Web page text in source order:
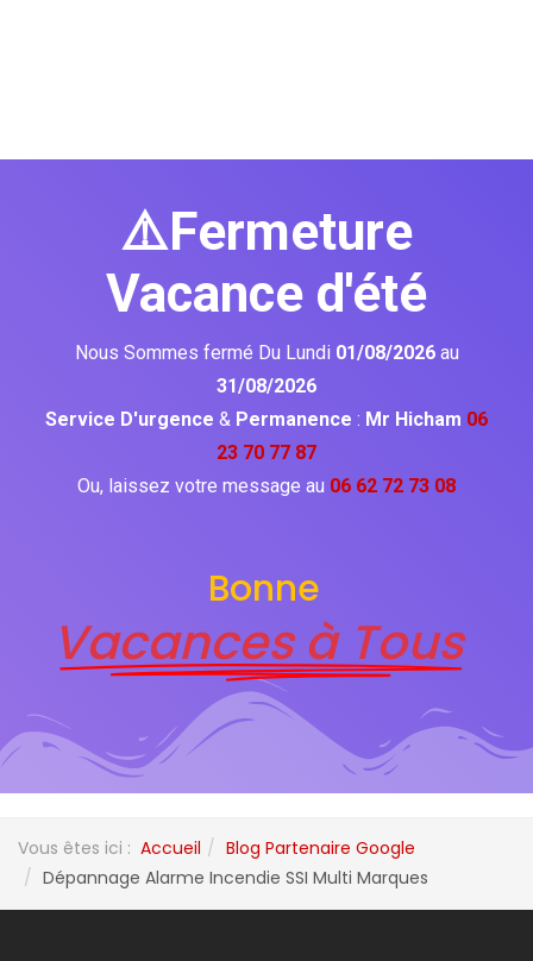
⚠️Fermeture
Vacance d'été
Nous Sommes fermé Du Lundi 01/08/2026 au
31/08/2026
Service D'urgence & Permanence : Mr Hicham 06
23 70 77 87
Ou, laissez votre message au 06 62 72 73 08
Bonne
Vacances à Tous
Vous êtes ici : Accueil
Blog Partenaire Google
Dépannage Alarme Incendie SSI Multi Marques